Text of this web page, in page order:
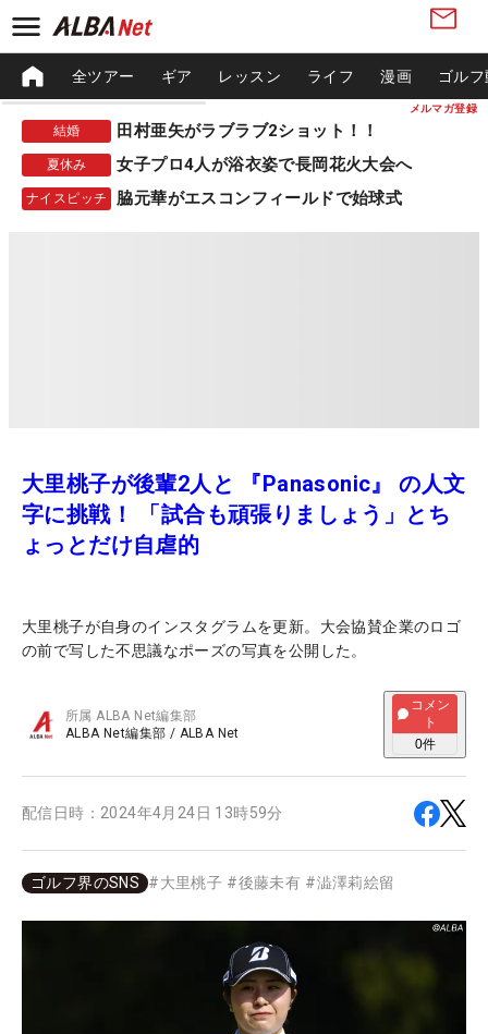
メルマガ登録
全ツアー ギア レッスン ライフ 漫画 ゴル
結婚 田村亜矢がラブラブ2ショット！！
夏休み 女子プロ4人が浴衣姿で長岡花火大会へ
ナイスピッチ 脇元華がエスコンフィールドで始球式
大里桃子が後輩2人と 『Panasonic』 の人文
字に挑戦！ 「試合も頑張りましょう」とち
ょっとだけ自虐的
大里桃子が自身のインスタグラムを更新。大会協賛企業のロゴ
の前で写した不思議なポーズの写真を公開した。
所属ALBA Net編集部
ALBA Net編集部 / ALBA Net
コメン
ト
0件
配信日時： 2024年4月24日 13時59分
ゴルフ界のSNS #大里桃子 #後藤未有 #澁澤莉絵留